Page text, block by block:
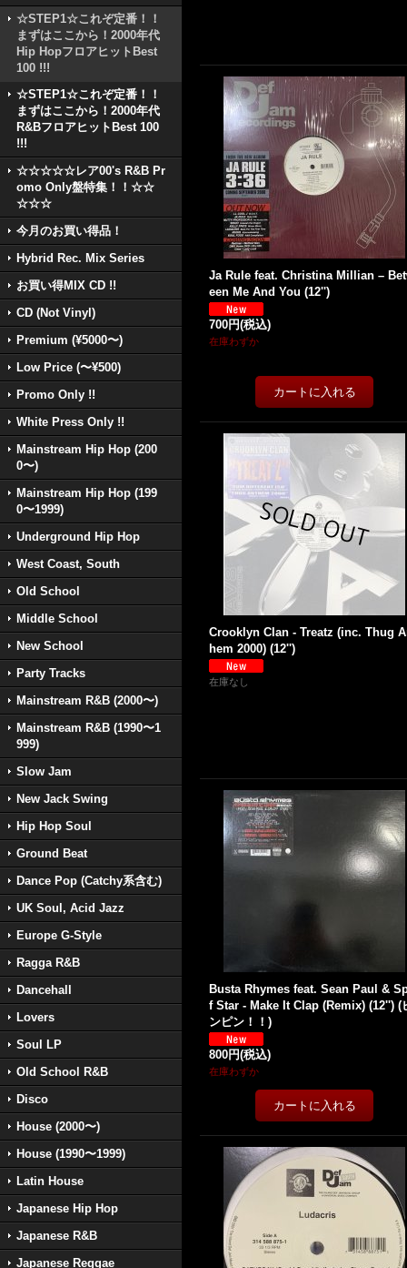
☆STEP1☆これぞ定番！！
まずはここから！2000年代
Hip HopフロアヒットBest
100 !!!
☆STEP1☆これぞ定番！！
まずはここから！2000年代
R&BフロアヒットBest 100
!!!
☆☆☆☆☆レア00's R&B Pr
omo Only盤特集！！☆☆
☆☆☆
今月のお買い得品！
Hybrid Rec. Mix Series
お買い得MIX CD !!
CD (Not Vinyl)
Premium (¥5000〜)
Low Price (〜¥500)
Promo Only !!
White Press Only !!
Mainstream Hip Hop (200
0〜)
Mainstream Hip Hop (199
0〜1999)
Underground Hip Hop
West Coast, South
Old School
Middle School
New School
Party Tracks
Mainstream R&B (2000〜)
Mainstream R&B (1990〜1
999)
Slow Jam
New Jack Swing
Hip Hop Soul
Ground Beat
Dance Pop (Catchy系含む)
UK Soul, Acid Jazz
Europe G-Style
Ragga R&B
Dancehall
Lovers
Soul LP
Old School R&B
Disco
House (2000〜)
House (1990〜1999)
Latin House
Japanese Hip Hop
Japanese R&B
Japanese Reggae
Ja Rule feat. Christina Millian –
een Me And You (12'')
700円(税込)
在庫わずか
Crooklyn Clan - Treatz (inc. Thug
hem 2000) (12'')
在庫なし
Busta Rhymes feat. Sean Paul &
f Star - Make It Clap (Remix) (12'') (
ンピン！！)
800円(税込)
在庫わずか